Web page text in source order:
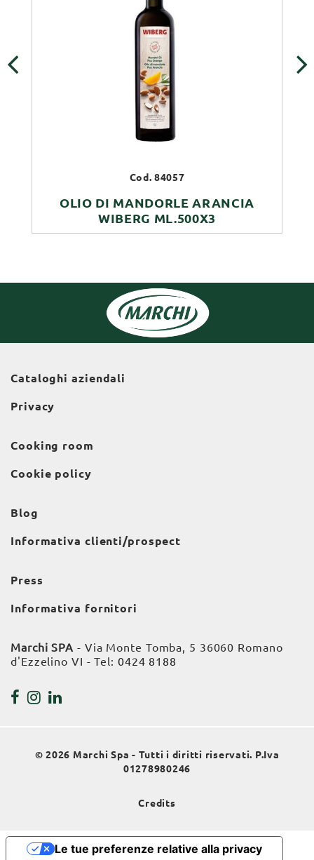
Cod. 84057
OLIO DI MANDORLE ARANCIA
WIBERG ML.500X3
Cataloghi aziendali
Privacy
Cooking room
Cookie policy
Blog
Informativa clienti/prospect
Press
Informativa fornitori
Marchi SPA - Via Monte Tomba, 5 36060 Romano
d'Ezzelino VI - Tel: 0424 8188
© 2026 Marchi Spa - Tutti i diritti riservati. P.Iva
01278980246
Credits
Le tue preferenze relative alla privacy